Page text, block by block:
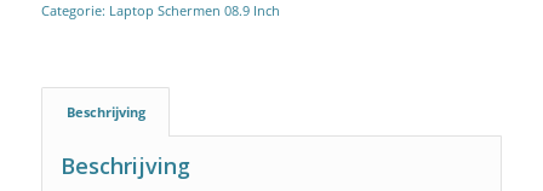
Categorie: Laptop Schermen 08.9 Inch
Beschrijving
Beschrijving